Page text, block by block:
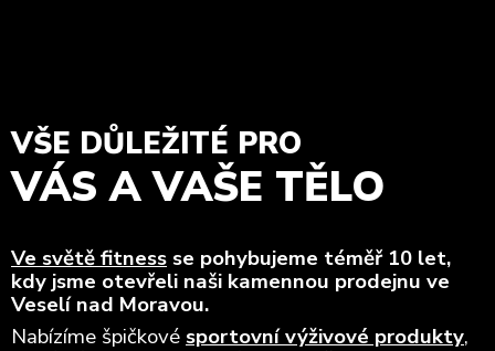
VŠE DŮLEŽITÉ PRO
VÁS A VAŠE TĚLO
Ve světě fitness se pohybujeme téměř 10 let,
kdy jsme otevřeli naši kamennou prodejnu ve
Veselí nad Moravou.
Nabízíme špičkovésportovní výživové produkty,